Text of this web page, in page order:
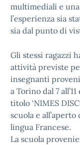
multimediali e
l’esperienza sia
sia dal punto di
Gli stessi ragazzi
attività previste
insegnanti
a Torino dal 7
titolo ‘NIMES
scuola e
lingua Francese.
La scuola